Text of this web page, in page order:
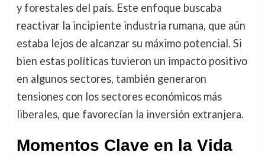
y forestales del país. Este enfoque buscaba
reactivar la incipiente industria rumana, que aún
estaba lejos de alcanzar su máximo potencial. Si
bien estas políticas tuvieron un impacto positivo
en algunos sectores, también generaron
tensiones con los sectores económicos más
liberales, que favorecían la inversión extranjera.
Momentos Clave en la Vida